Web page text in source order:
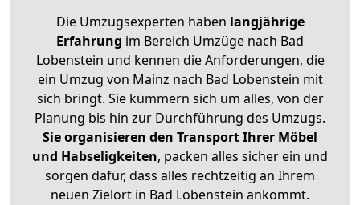
Die Umzugsexperten haben langjährige
Erfahrung im Bereich Umzüge nach Bad
Lobenstein und kennen die Anforderungen, die
ein Umzug von Mainz nach Bad Lobenstein mit
sich bringt. Sie kümmern sich um alles, von der
Planung bis hin zur Durchführung des Umzugs.
Sie organisieren den Transport Ihrer Möbel
und Habseligkeiten, packen alles sicher ein und
sorgen dafür, dass alles rechtzeitig an Ihrem
neuen Zielort in Bad Lobenstein ankommt.